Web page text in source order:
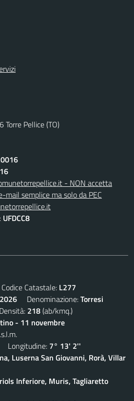
Pellice (TO)
- NON accetta
mail semplice ma solo da PEC
UFDCC8
Catastale: L277
Denominazione:Torresi
218(ab/kmq.)
- 11 novembre
Longitudine: 7° 13' 2''
Luserna San Giovanni, Rorà, Villar
Inferiore, Muris, Tagliaretto